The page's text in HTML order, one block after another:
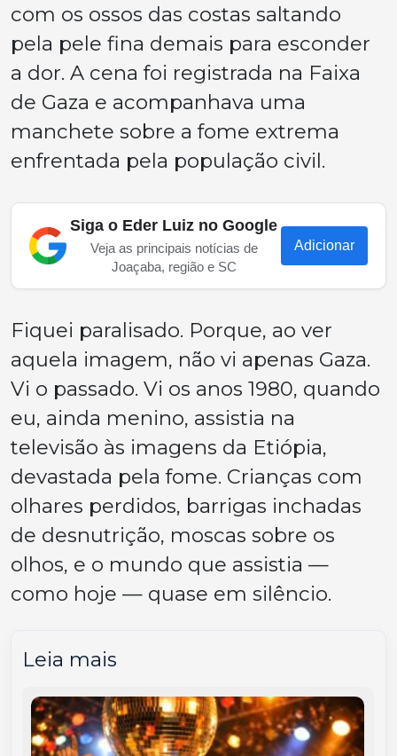
com os ossos das costas saltando
pela pele fina demais para esconder
a dor. A cena foi registrada na Faixa
de Gaza e acompanhava uma
manchete sobre a fome extrema
enfrentada pela população civil.
Siga o Eder Luiz no Google
Veja as principais notícias de
Joaçaba, região e SC
Adicionar
Fiquei paralisado. Porque, ao ver
aquela imagem, não vi apenas Gaza.
Vi o passado. Vi os anos 1980, quando
eu, ainda menino, assistia na
televisão às imagens da Etiópia,
devastada pela fome. Crianças com
olhares perdidos, barrigas inchadas
de desnutrição, moscas sobre os
olhos, e o mundo que assistia —
como hoje — quase em silêncio.
Leia mais